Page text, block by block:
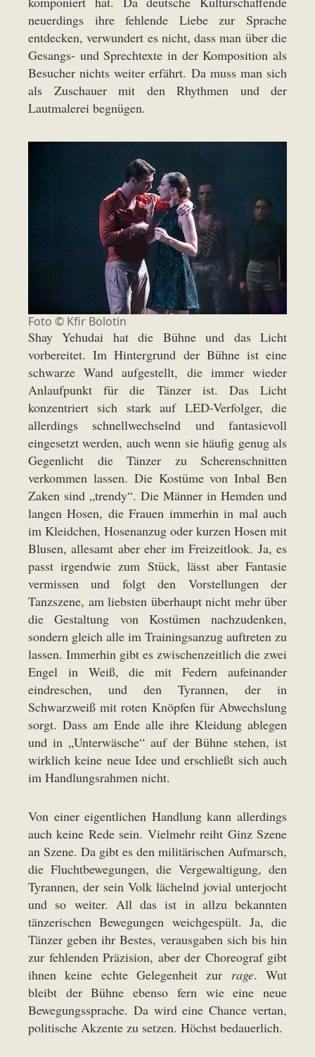
neuerdings ihre fehlende Liebe zur Sprache
entdecken, verwundert es nicht, dass man über die
Gesangs- und Sprechtexte in der Komposition als
Besucher nichts weiter erfährt. Da muss man sich
als Zuschauer mit den Rhythmen und der
Lautmalerei begnügen.
Foto © Kfir Bolotin
Shay Yehudai hat die Bühne und das Licht
vorbereitet. Im Hintergrund der Bühne ist eine
schwarze Wand aufgestellt, die immer wieder
Anlaufpunkt für die Tänzer ist. Das Licht
konzentriert sich stark auf LED-Verfolger, die
allerdings schnellwechselnd und fantasievoll
eingesetzt werden, auch wenn sie häufig genug als
Gegenlicht die Tänzer zu Scherenschnitten
verkommen lassen. Die Kostüme von Inbal Ben
Zaken sind „trendy“. Die Männer in Hemden und
langen Hosen, die Frauen immerhin in mal auch
im Kleidchen, Hosenanzug oder kurzen Hosen mit
Blusen, allesamt aber eher im Freizeitlook. Ja, es
passt irgendwie zum Stück, lässt aber Fantasie
vermissen und folgt den Vorstellungen der
Tanzszene, am liebsten überhaupt nicht mehr über
die Gestaltung von Kostümen nachzudenken,
sondern gleich alle im Trainingsanzug auftreten zu
lassen. Immerhin gibt es zwischenzeitlich die zwei
Engel in Weiß, die mit Federn aufeinander
eindreschen, und den Tyrannen, der in
Schwarzweiß mit roten Knöpfen für Abwechslung
sorgt. Dass am Ende alle ihre Kleidung ablegen
und in „Unterwäsche“ auf der Bühne stehen, ist
wirklich keine neue Idee und erschließt sich auch
im Handlungsrahmen nicht.
Von einer eigentlichen Handlung kann allerdings
auch keine Rede sein. Vielmehr reiht Ginz Szene
an Szene. Da gibt es den militärischen Aufmarsch,
die Fluchtbewegungen, die Vergewaltigung, den
Tyrannen, der sein Volk lächelnd jovial unterjocht
und so weiter. All das ist in allzu bekannten
tänzerischen Bewegungen weichgespült. Ja, die
Tänzer geben ihr Bestes, verausgaben sich bis hin
zur fehlenden Präzision, aber der Choreograf gibt
ihnen keine echte Gelegenheit zur rage. Wut
bleibt der Bühne ebenso fern wie eine neue
Bewegungssprache. Da wird eine Chance vertan,
politische Akzente zu setzen. Höchst bedauerlich.